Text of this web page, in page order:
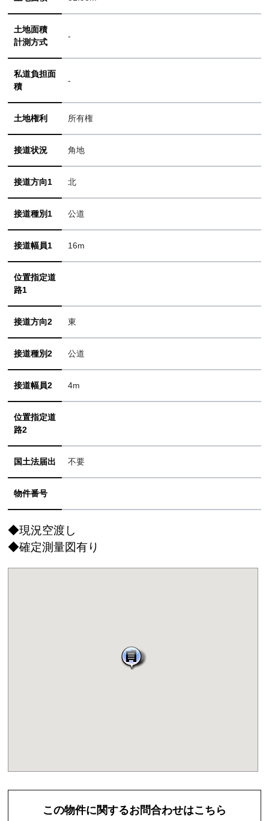
土地面積
計測方式
-
私道負担面
積
-
土地権利 所有権
接道状況 角地
接道方向1 北
接道種別1 公道
接道幅員1 16m
位置指定道
路1
接道方向2 東
接道種別2 公道
接道幅員2 4m
位置指定道
路2
国土法届出 不要
物件番号
◆現況空渡し
◆確定測量図有り
この物件に関するお問合わせはこちら